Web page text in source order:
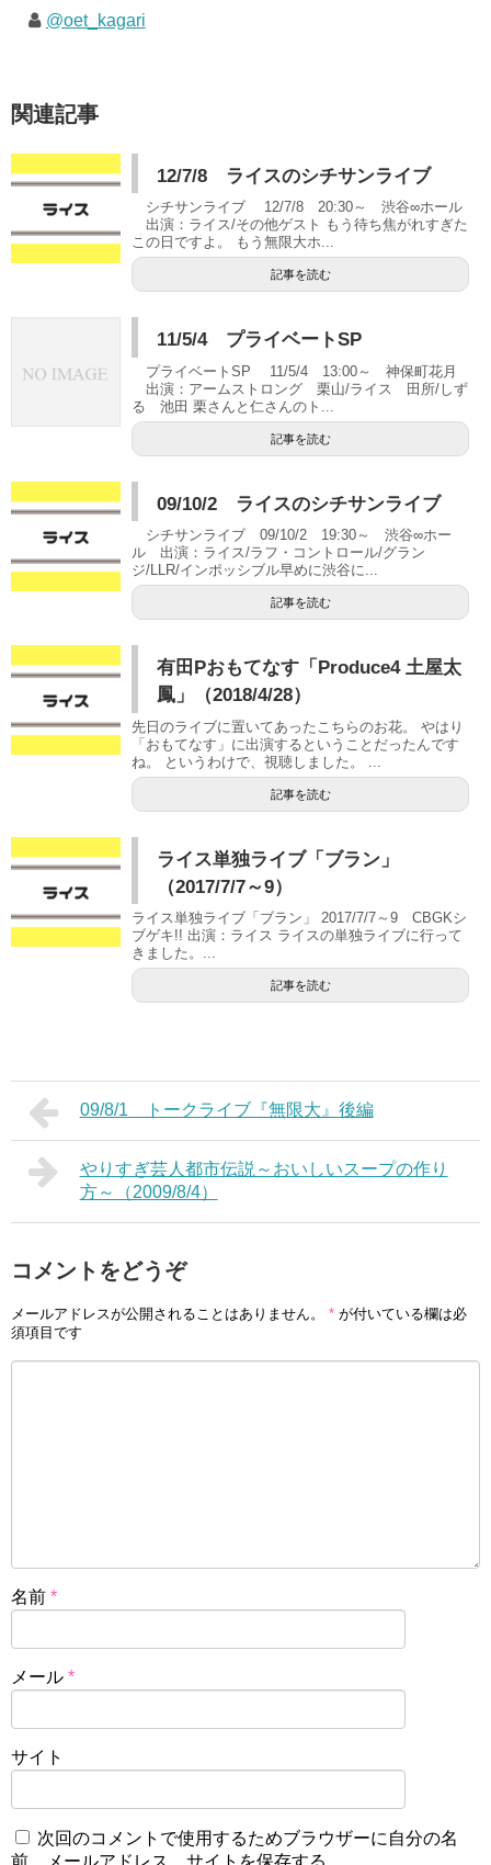
@oet_kagari
関連記事
12/7/8 ライスのシチサンライブ
シチサンライブ 12/7/8 20:30～ 渋谷∞ホール
出演：ライス/その他ゲスト もう待ち焦がれすぎた
この日ですよ。 もう無限大ホ...
記事を読む
11/5/4 プライベートSP
プライベートSP 11/5/4 13:00～ 神保町花月
出演：アームストロング 栗山/ライス 田所/しず
る 池田 栗さんと仁さんのト...
記事を読む
09/10/2 ライスのシチサンライブ
シチサンライブ 09/10/2 19:30～ 渋谷∞ホー
ル 出演：ライス/ラフ・コントロール/グラン
ジ/LLR/インポッシブル早めに渋谷に...
記事を読む
有田Pおもてなす「Produce4 土屋太
鳳」（2018/4/28）
先日のライブに置いてあったこちらのお花。 やはり
「おもてなす」に出演するということだったんです
ね。 というわけで、視聴しました。 ...
記事を読む
ライス単独ライブ「ブラン」
（2017/7/7～9）
ライス単独ライブ「ブラン」 2017/7/7～9 CBGKシ
ブゲキ!! 出演：ライス ライスの単独ライブに行って
きました。...
記事を読む
09/8/1 トークライブ『無限大』後編
やりすぎ芸人都市伝説～おいしいスープの作り
方～（2009/8/4）
コメントをどうぞ
メールアドレスが公開されることはありません。 * が付いている欄は必
須項目です
名前 *
メール *
サイト
次回のコメントで使用するためブラウザーに自分の名
前、メールアドレス、サイトを保存する。